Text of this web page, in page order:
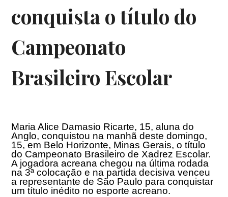
conquista o título do
Campeonato
Brasileiro Escolar
Maria Alice Damasio Ricarte, 15, aluna do
Anglo, conquistou na manhã deste domingo,
15, em Belo Horizonte, Minas Gerais, o título
do Campeonato Brasileiro de Xadrez Escolar.
A jogadora acreana chegou na última rodada
na 3ª colocação e na partida decisiva venceu
a representante de São Paulo para conquistar
um título inédito no esporte acreano.